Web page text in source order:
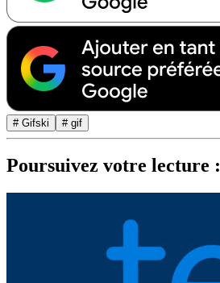
# Gifski # gif
Poursuivez votre lecture :